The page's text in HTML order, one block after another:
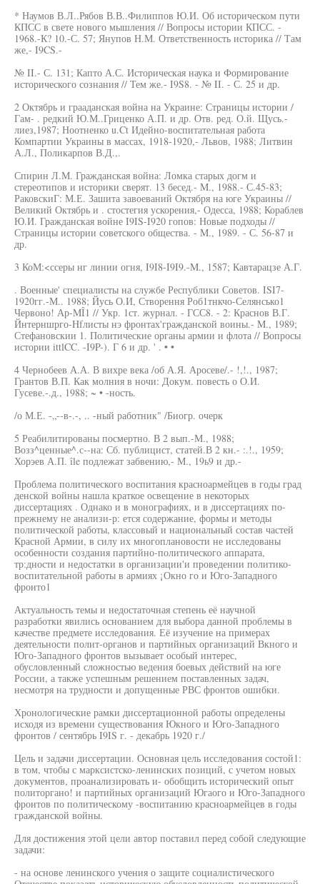
* Наумов В.Л..Рябов В.В..Филиппов Ю.И. Об историческом пути
КПСС в свете нового мышления // Вопросы истории КПСС. -
1968.-К? 10.-С. 57; Янупов Н.М. Ответственность историка // Там
же,- I9CS.-
№ II.- С. 131; Капто А.С. Историческая наука и Формирование
исторического сознания // Тем же.- I9S8. - № II. - С. 25 и др.
2 Октябрь и грааданская война на Украине: Страницы истории /
Гам- . редкий Ю.М..Гриценко А.П. и др. Отв. ред. О.й. Щусь.-
лиез,1987; Ноотненко u.Ct Идейно-воспитательная работа
Компартии Украины в массах, 1918-1920,- Львов, 1988; Литвин
А.Л., Поликарпов В.Д.,.
Спирин Л.М. Гражданская война: Ломка старых догм и
стереотипов и историки сверят. 13 бесед.- M., 1988.- С.45-83;
РаковскиГ: М.Е. Зашита завоеваний Октября на юге Украины //
Великий Октябрь и . стостегия ускорения,- Одесса, 1988; Кораблев
Ю.И. Гражданская войне I9IS-I920 гопов: Новые подходы //
Страницы истории советского общества. - M., 1989. - С. 56-87 и
др.
3 КоМ:<ссеры нг линии огня, I9I8-I9I9.-M., 1587; Кавтарацзе А.Г.
. Военные' специалисты на службе Республики Советов. ISI7-
1920гг.-М.. 1988; Йусь О.И, Створення Роб1тнкчо-Селянсько1
Червоно! Ар-MÎ1 // Укр. 1ст. журнал. - ГСС8. - 2: Краснов В.Г.
Йнтерншрго-Hfлисты нэ фронтах'гражданской воины.- M., 1989;
Стефановскии 1. Политические органы армии и флота // Вопросы
истории ittlCC. -I9P-). Г 6 и др. ' . • •
4 Чернобеев А.А. В вихре века /об А.Я. Аросеве/.- !,!., 1987;
Грантов В.П. Как молния в ночи: Докум. повесть о О.И.
Гусеве.-.д., 1988; ~ • -ность.
/о М.Е. -„--в-.-, .. -ный работник" /Биогр. очерк
5 Реабилитированы посмертно. В 2 вып.-М., 1988;
Возз^ценные^.с--на: Сб. публицист, статей.В 2 кн.- :.!., 1959;
Хорэев А.П. île подлежат забвению,- М., 19ь9 и др.-
Проблема политического воспитания красноармейцев в годы град
денской войны нашла краткое освещение в некоторых
диссертациях . Однако и в монографиях, и в диссертациях по-
прежнему не анализи-р: ется содержание, формы и методы
политической работы, классовый и национальный состав частей
Красной Армии, в силу их многоплановости не исследованы
особенности создания партийно-политического аппарата,
тр:дности и недостатки в организации'и проведении политико-
воспитательной работы в армиях ¡Окно го и Юго-Западного
фронто1
Актуальность темы и недостаточная степень её научной
разработки явились основанием для выбора данной проблемы в
качестве предмете исследования. Её изучение на примерах
деятельности полит-органов и партийных организаций Вкного и
Юго-Западного фронтов вызывает особый интерес,
обусловленный сложностью ведения боевых действий на юге
России, а также успешным решением поставленных задач,
несмотря на трудности и допущенные РВС фронтов ошибки.
Хронологические рамки диссертационной работы определены
исходя из времени существования Юкного и Юго-Западного
фронтов / сентябрь I9IS г. - декабрь 1920 г./
Цель и задачи диссертации. Основная цель исследования состой1:
в том, чтобы с марксистско-ленинских позиций, с учетом новых
документов, проанализировать и- обобщить исторический опыт
политоргано! и партийных организаций Югаого и Юго-Западного
фронтов по политическому -воспитанию красноармейцев в годы
гражданской войны.
Для достижения этой цели автор поставил перед собой следующие
задачи:
- на основе ленинского учения о защите социалистического